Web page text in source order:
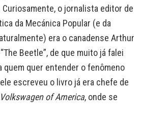
o jornalista editor de
da Mecánica Popular (e da
era o canadense Arthur
Beetle”, de que muito já falei
quem quer entender o fenômeno
escreveu o livro já era chefe de
Volkswagen of America, onde se